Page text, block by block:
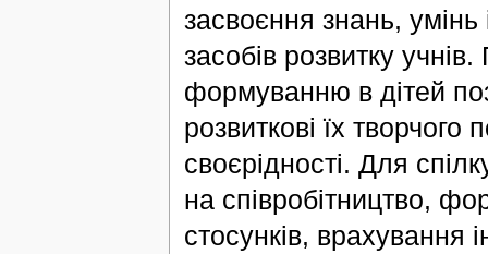
засвоєння знань,
засобів розвитку
формуванню в дітей
розвиткові їх творчого
своєрідності. Для
на співробітництво,
стосунків, врахування